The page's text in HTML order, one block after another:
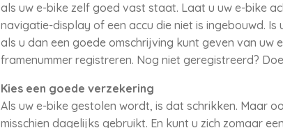
als uw e-bike zelf goed vast staat. Laat u uw e-bike
navigatie-display of een accu die niet is ingebouwd.
als u dan een goede omschrijving kunt geven van uw
framenummer registreren. Nog niet geregistreerd?
Kies een goede verzekering
Als uw e-bike gestolen wordt, is dat schrikken. Maar
misschien dagelijks gebruikt. En kunt u zich zomaar